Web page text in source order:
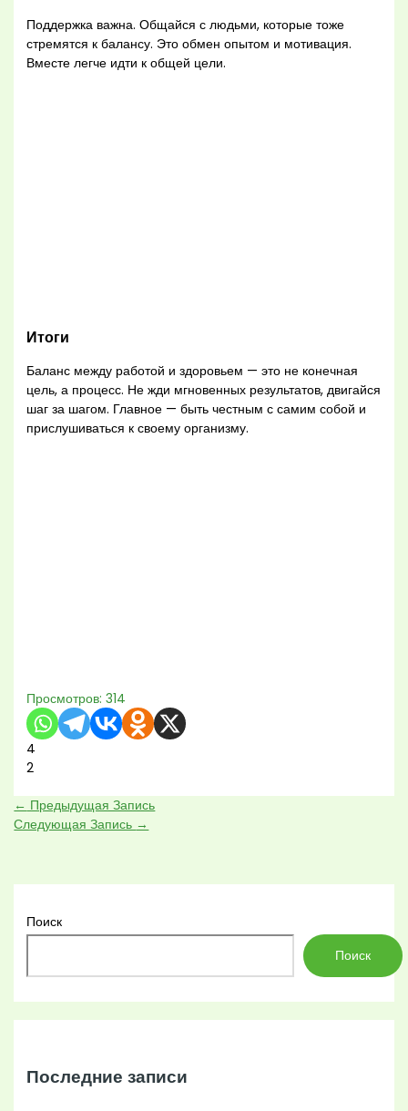
Поддержка важна. Общайся с людьми, которые тоже
стремятся к балансу. Это обмен опытом и мотивация.
Вместе легче идти к общей цели.
Итоги
Баланс между работой и здоровьем — это не конечная
цель, а процесс. Не жди мгновенных результатов, двигайся
шаг за шагом. Главное — быть честным с самим собой и
прислушиваться к своему организму.
Просмотров: 314
4
2
← Предыдущая Запись
Следующая Запись →
Поиск
Поиск
Последние записи